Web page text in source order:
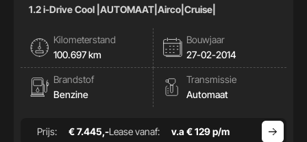
1.2 i-Drive Cool |AUTOMAAT|Airco|Cruise|
Kilometerstand
100.697 km
Bouwjaar
27-02-2014
Brandstof
Benzine
Transmissie
Automaat
Prijs: € 7.445,-Lease vanaf: v.a € 129 p/m